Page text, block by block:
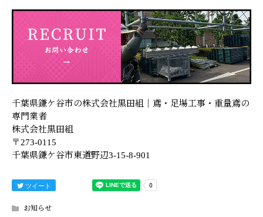
千葉県鎌ケ谷市の株式会社黒田組｜鳶・足場工事・重量鳶の
専門業者
株式会社黒田組
〒273-0115
千葉県鎌ケ谷市東道野辺3-15-8-901
ツイート
お知らせ